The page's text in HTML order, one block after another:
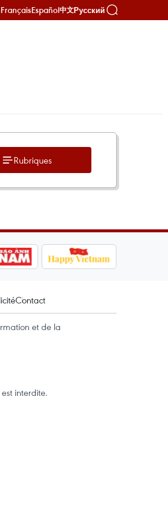
FrançaisEspañol中文Русский
Rubriques
Contact
et de la
interdite.